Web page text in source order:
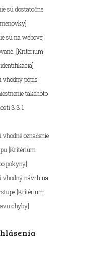
sú dostatočne
sú na webovej
[Kritérium
vhodný popis
takéhoto
3.3.1
označenie
[Kritérium
pokyny]
vhodný návrh na
[Kritérium
chyby]